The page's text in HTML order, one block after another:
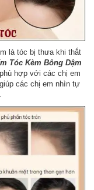
là tóc bị thưa khi thắt
Tóc Kèm Bông Dậm
hợp với các chị em
các chị em nhìn tự